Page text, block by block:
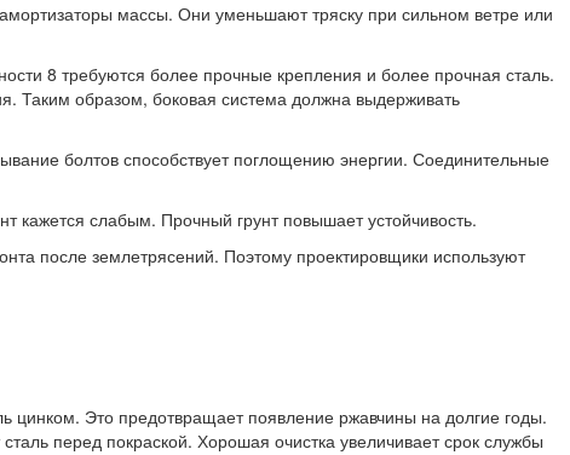
массы. Они уменьшают тряску при сильном ветре или
8 требуются более прочные крепления и более прочная сталь.
Таким образом, боковая система должна выдерживать
болтов способствует поглощению энергии. Соединительные
кажется слабым. Прочный грунт повышает устойчивость.
после землетрясений. Поэтому проектировщики используют
цинком. Это предотвращает появление ржавчины на долгие годы.
перед покраской. Хорошая очистка увеличивает срок службы